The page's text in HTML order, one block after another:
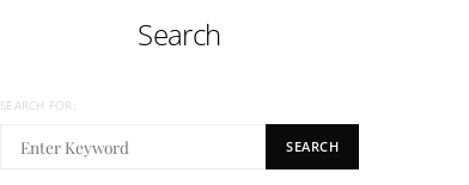
Search
SEARCH FOR:
SEARCH